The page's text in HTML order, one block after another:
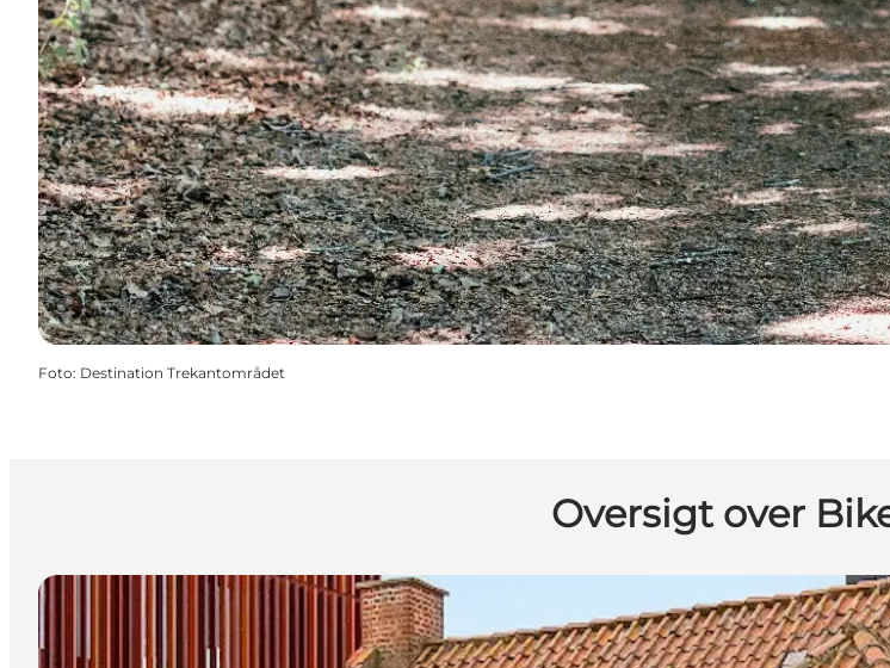
Foto: Destination Trekantområdet
Oversigt over